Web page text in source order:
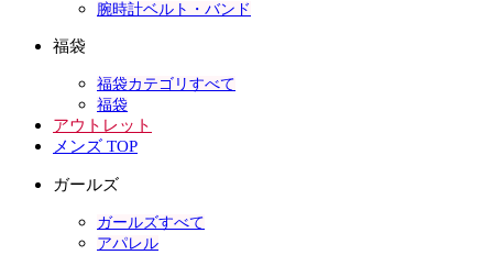
腕時計ベルト・バンド
福袋
福袋カテゴリすべて
福袋
アウトレット
メンズ TOP
ガールズ
ガールズすべて
アパレル